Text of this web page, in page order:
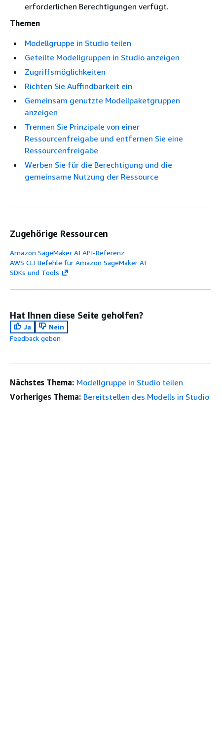
erforderlichen Berechtigungen verfügt.
Themen
Modellgruppe in Studio teilen
Geteilte Modellgruppen in Studio anzeigen
Zugriffsmöglichkeiten
Richten Sie Auffindbarkeit ein
Gemeinsam genutzte Modellpaketgruppen
anzeigen
Trennen Sie Prinzipale von einer
Ressourcenfreigabe und entfernen Sie eine
Ressourcenfreigabe
Werben Sie für die Berechtigung und die
gemeinsame Nutzung der Ressource
Zugehörige Ressourcen
Amazon SageMaker AI API-Referenz
AWS CLI Befehle für Amazon SageMaker AI
SDKs und Tools
Hat Ihnen diese Seite geholfen?
Ja
Nein
Feedback geben
Nächstes Thema: Modellgruppe in Studio teilen
Vorheriges Thema: Bereitstellen des Modells in Studio